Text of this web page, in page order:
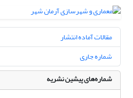
مقالات آماده انتشار
شماره جاری
شماره‌های پیشین نشریه